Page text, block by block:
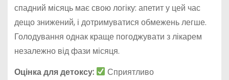
спадний місяць має свою логіку: апетит у цей час
дещо знижений, і дотримуватися обмежень легше.
Голодування однак краще погоджувати з лікарем
незалежно від фази місяця.
Оцінка для детоксу:
Сприятливо